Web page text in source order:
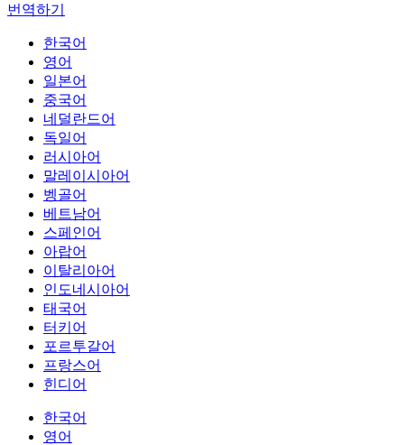
번역하기
한국어
영어
일본어
중국어
네덜란드어
독일어
러시아어
말레이시아어
벵골어
베트남어
스페인어
아랍어
이탈리아어
인도네시아어
태국어
터키어
포르투갈어
프랑스어
힌디어
한국어
영어